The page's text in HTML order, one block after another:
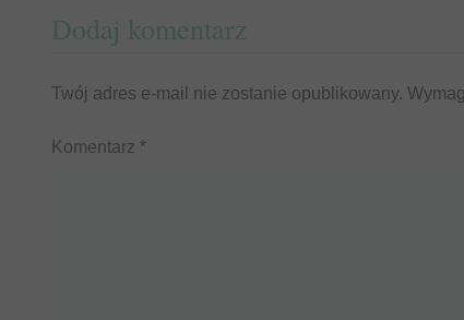
Dodaj komentarz
Twój adres e-mail nie zostanie opublikowany.
Komentarz *